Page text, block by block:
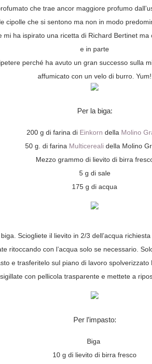
che trae ancor maggiore profumo
cipolle che si sentono ma non in modo
ha ispirato una ricetta di Richard Bertinet
e in parte
perché ha avuto un gran successo sulla
affumicato con un velo di burro. Yum!
Per la biga:
200 g di farina di Einkorn della Molino
50 g. di farina Multicereali della Molino
Mezzo grammo di lievito di birra
5 g di sale
175 g di acqua
Sciogliete il lievito in 2/3 dell’acqua
ritoccando con l’acqua solo se necessario.
e trasferitelo sul piano di lavoro
con pellicola trasparente e mettete a
Per l’impasto:
Biga
10 g di lievito di birra fresco